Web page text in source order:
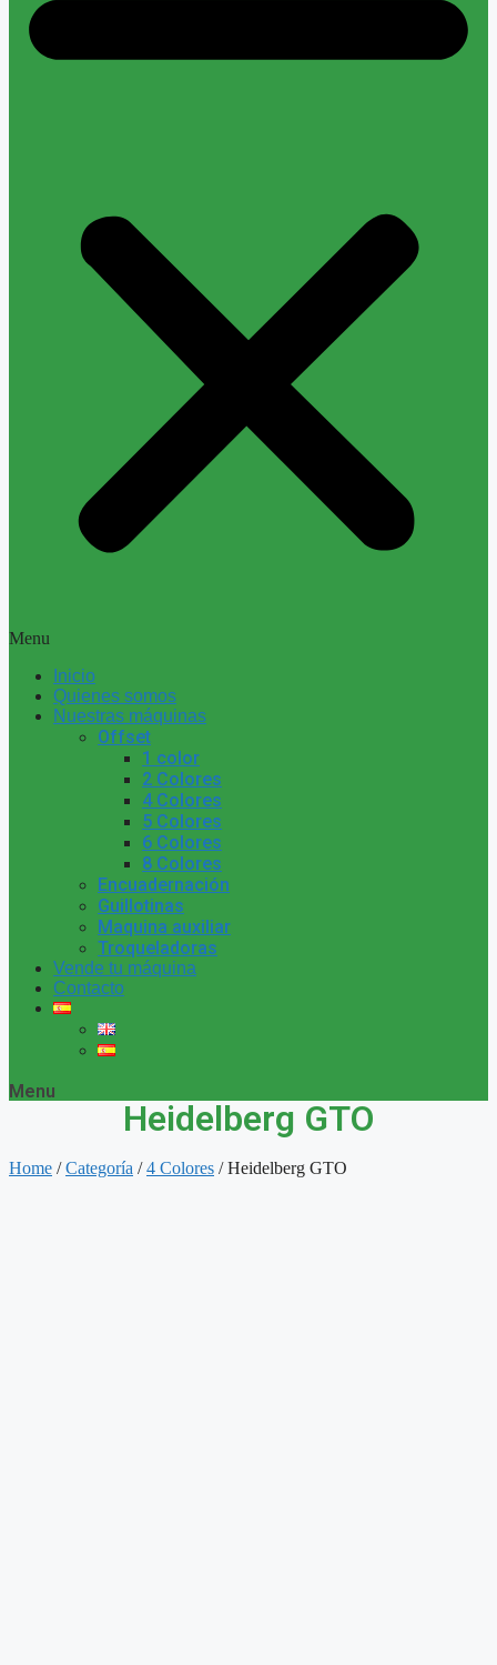
Menu
Inicio
Quienes somos
Nuestras máquinas
Offset
1 color
2 Colores
4 Colores
5 Colores
6 Colores
8 Colores
Encuadernación
Guillotinas
Maquina auxiliar
Troqueladoras
Vende tu máquina
Contacto
Menu
Heidelberg GTO
Home /Categoría /4 Colores / Heidelberg GTO